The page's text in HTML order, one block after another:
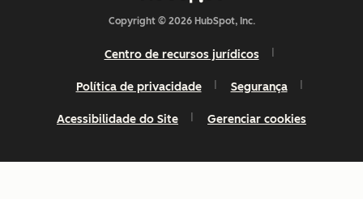
Copyright © 2026 HubSpot, Inc.
Centro de recursos jurídicos
Política de privacidade Segurança
Acessibilidade do Site Gerenciar cookies